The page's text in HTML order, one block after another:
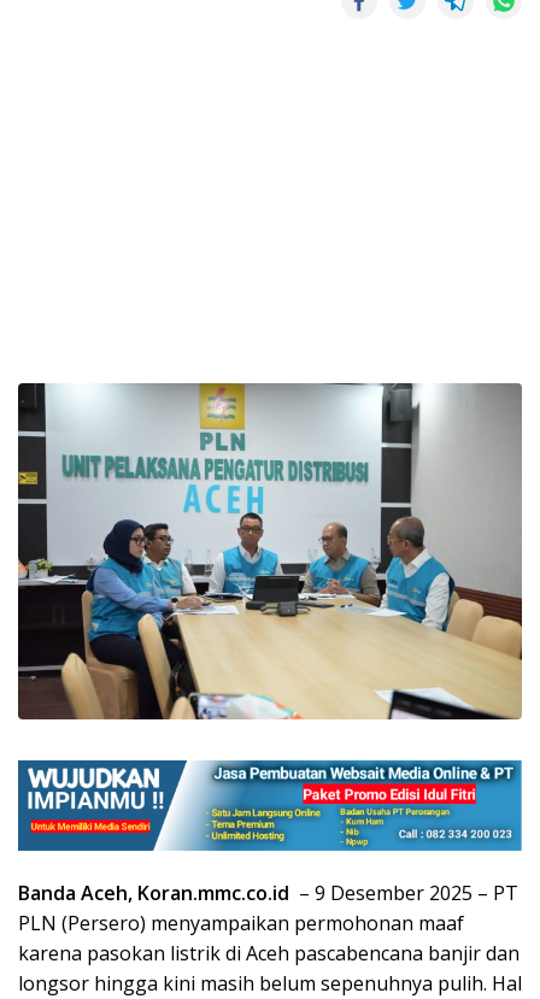
Banda Aceh, Koran.mmc.co.id – 9 Desember 2025 – PT
PLN (Persero) menyampaikan permohonan maaf
karena pasokan listrik di Aceh pascabencana banjir dan
longsor hingga kini masih belum sepenuhnya pulih. Hal